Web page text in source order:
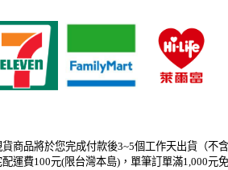
商品將於您完成付款後3~5個工作天出貨（不含
運費100元(限台灣本島)，單筆訂單滿1,000元